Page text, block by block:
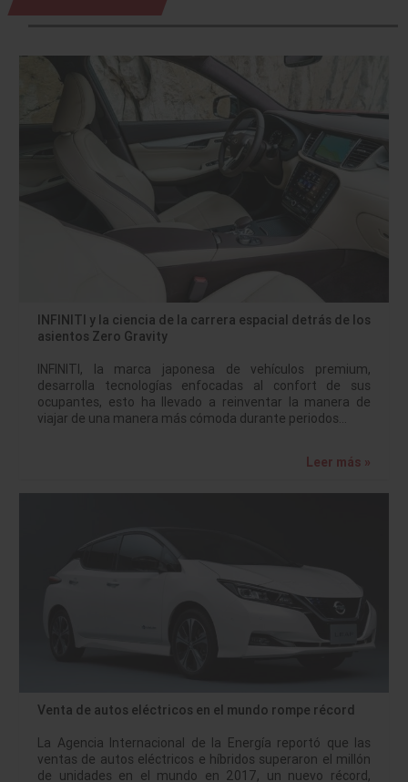
INFINITI y la ciencia de la carrera espacial detrás de los
asientos Zero Gravity
INFINITI, la marca japonesa de vehículos premium,
desarrolla tecnologías enfocadas al confort de sus
ocupantes, esto ha llevado a reinventar la manera de
viajar de una manera más cómoda durante periodos…
Leer más »
Venta de autos eléctricos en el mundo rompe récord
La Agencia Internacional de la Energía reportó que las
ventas de autos eléctricos e híbridos superaron el millón
de unidades en el mundo en 2017, un nuevo récord,